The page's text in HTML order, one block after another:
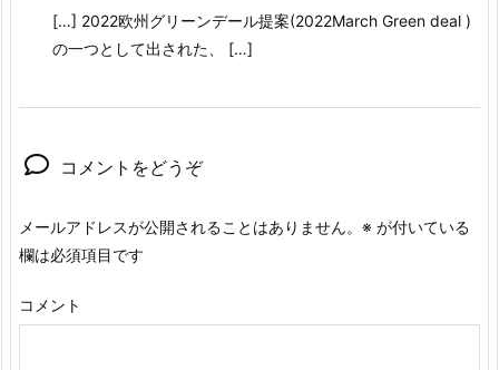
[…] 2022欧州グリーンデール提案(2022March Green deal )
の一つとして出された、 […]
コメントをどうぞ
メールアドレスが公開されることはありません。 ※ が付いている
欄は必須項目です
コメント